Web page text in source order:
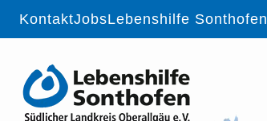
überspringen
KontaktJobsLebenshilfe Sonthofen